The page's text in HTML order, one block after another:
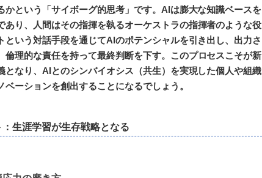
かという「サイボーグ的思考」です。AIは膨大な知識ベースを
あり、人間はその指揮を執るオーケストラの指揮者のような役
という対話手段を通じてAIのポテンシャルを引き出し、出力さ
倫理的な責任を持って最終判断を下す。このプロセスこそが新
となり、AIとのシンバイオシス（共生）を実現した個人や組織
ーションを創出することになるでしょう。
生涯学習が生存戦略となる